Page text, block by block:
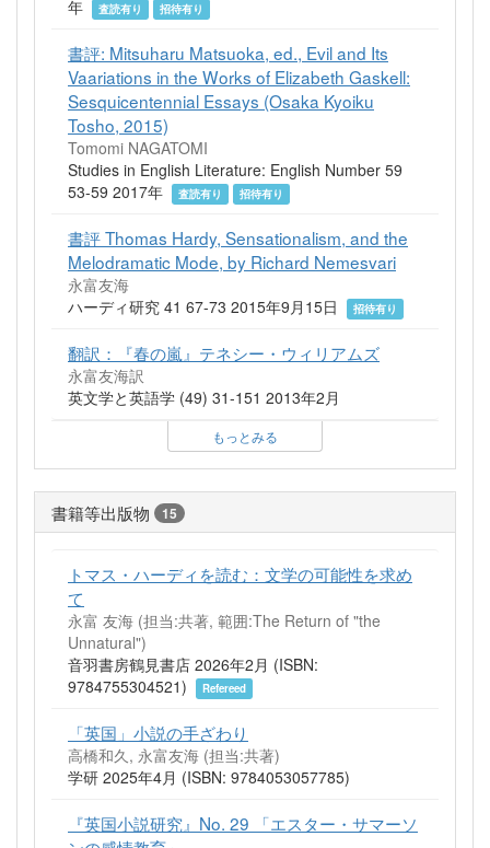
年
査読有り 招待有り
書評: Mitsuharu Matsuoka, ed., Evil and Its
Vaariations in the Works of Elizabeth Gaskell:
Sesquicentennial Essays (Osaka Kyoiku
Tosho, 2015)
Tomomi NAGATOMI
Studies in English Literature: English Number 59
53-59 2017年
査読有り 招待有り
書評 Thomas Hardy, Sensationalism, and the
Melodramatic Mode, by Richard Nemesvari
永富友海
ハーディ研究 41 67-73 2015年9月15日
招待有り
翻訳：『春の嵐』テネシー・ウィリアムズ
永富友海訳
英文学と英語学 (49) 31-151 2013年2月
もっとみる
書籍等出版物 15
トマス・ハーディを読む：文学の可能性を求め
て
永富 友海 (担当:共著, 範囲:The Return of "the
Unnatural")
音羽書房鶴見書店 2026年2月 (ISBN:
9784755304521)
Refereed
「英国」小説の手ざわり
高橋和久, 永富友海 (担当:共著)
学研 2025年4月 (ISBN: 9784053057785)
『英国小説研究』No. 29 「エスター・サマーソ